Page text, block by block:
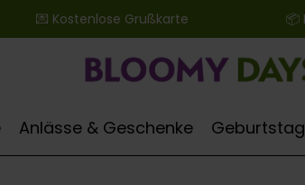
💌 Kostenlose Grußkarte ‎ ‎ ‎ ‎ ‎ ‎ ‎ ‎ ‎ ‎ ‎ ‎ ‎ ‎ ‎ ‎ ‎ ‎ ‎ ‎ ‎ ‎ ‎ ‎ ‎ ‎ 📦
Anlässe & Geschenke Geburtstag